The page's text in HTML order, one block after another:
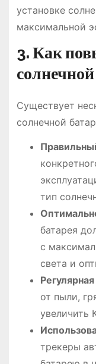
установке
максимальной
3. Как
Существует
солнечной
тип
батарея
с
света и
Регулярная
от пыли,
увеличить
трекеры